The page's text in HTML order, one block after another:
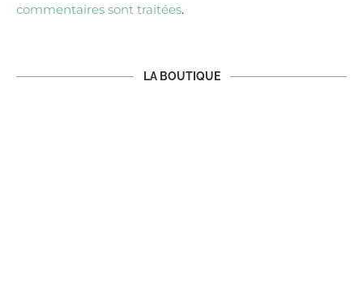
commentaires sont traitées.
LA BOUTIQUE